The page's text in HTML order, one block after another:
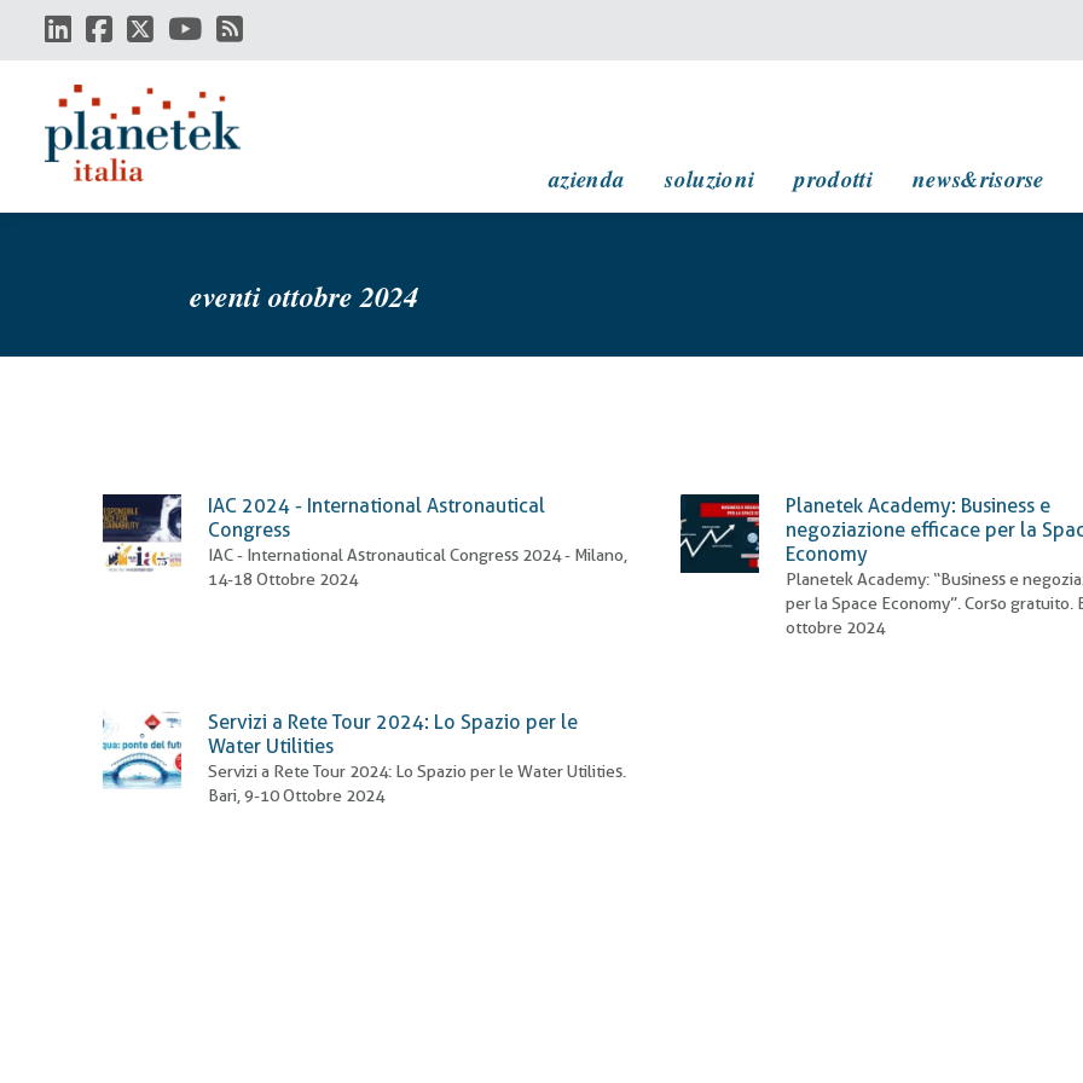
contenuto
azienda soluzioni prodotti news&risorse
eventi ottobre 2024
IAC 2024 - International Astronautical
Congress
IAC - International Astronautical Congress 2024 - Milano,
14-18 Ottobre 2024
Planetek Academy: Business e
negoziazione efficace per la
Economy
Planetek Academy: “Business e
per la Space Economy”. Corso gratuito.
ottobre 2024
Servizi a Rete Tour 2024: Lo Spazio per le
Water Utilities
Servizi a Rete Tour 2024: Lo Spazio per le Water Utilities.
Bari, 9-10 Ottobre 2024